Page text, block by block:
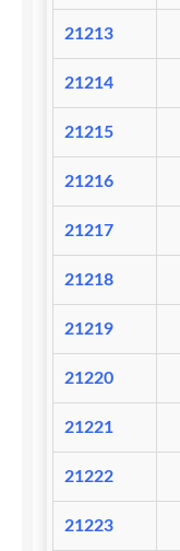
21213
21214
21215
21216
21217
21218
21219
21220
21221
21222
21223